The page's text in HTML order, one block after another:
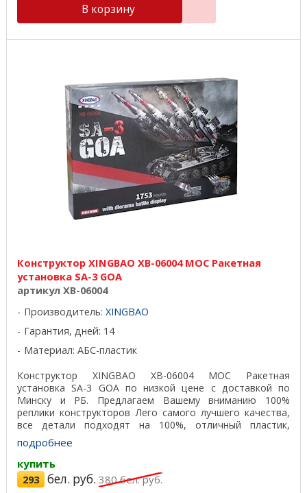
В корзину
Конструктор XINGBAO XB-06004 MOC Ракетная
установка SA-3 GOA
артикул XB-06004
Производитель: XINGBAO
Гарантия, дней: 14
Материал: АБС-пластик
Конструктор XINGBAO XB-06004 MOC Ракетная
установка SA-3 GOA по низкой цене с доставкой по
Минску и РБ. Предлагаем Вашему вниманию 100%
реплики конструкторов Лего самого лучшего качества,
все детали подходят на 100%, отличный пластик,
красивая ...
подробнее
купить
293 бел. руб. 380бел. руб.